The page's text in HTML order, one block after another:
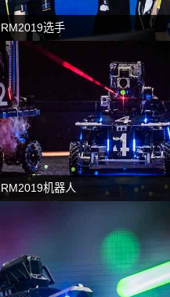
RM2019选手
RM2019机器人